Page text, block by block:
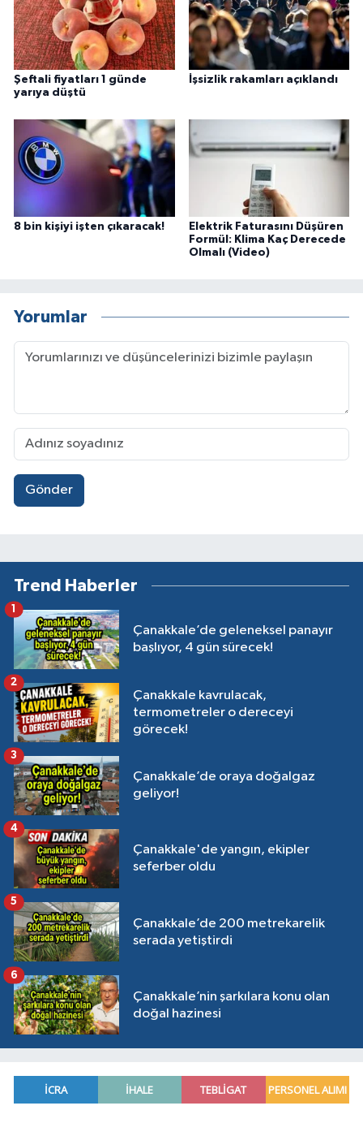
Şeftali fiyatları 1 günde
yarıya düştü
İşsizlik rakamları açıklandı
8 bin kişiyi işten çıkaracak!
Elektrik Faturasını Düşüren
Formül: Klima Kaç Derecede
Olmalı (Video)
Yorumlar
Gönder
Trend Haberler
Çanakkale’de geleneksel panayır
başlıyor, 4 gün sürecek!
1
Çanakkale kavrulacak,
termometreler o dereceyi
görecek!
2
Çanakkale’de oraya doğalgaz
geliyor!
3
Çanakkale'de yangın, ekipler
seferber oldu
4
Çanakkale’de 200 metrekarelik
serada yetiştirdi
5
Çanakkale’nin şarkılara konu olan
doğal hazinesi
6